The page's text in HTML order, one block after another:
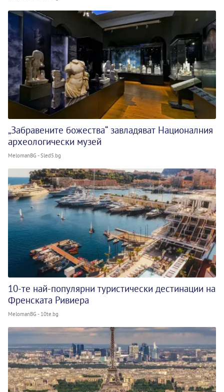
„Забравените божества“ завладяват Националния
археологически музей
MelomanBG - Sled5.bg
10-те най-популярни туристически дестинации на
Френската Ривиера
MelomanBG - 10te.bg